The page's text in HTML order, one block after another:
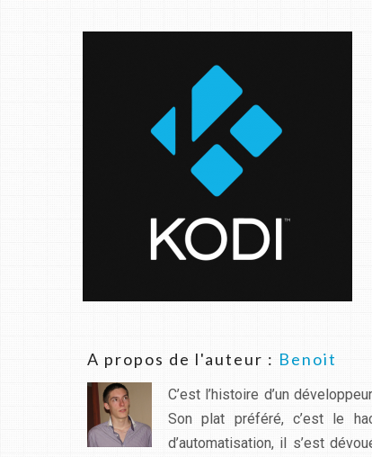
A propos de l'auteur : Benoit
C’est l’histoire d’un
Son plat préféré, c’est le
d’automatisation, il s’est